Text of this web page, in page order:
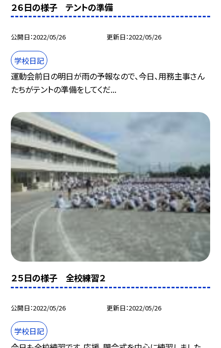
２６日の様子 テントの準備
公開日 2022/05/26 更新日 2022/05/26
学校日記
運動会前日の明日が雨の予報なので、今日、用務主事さん
たちがテントの準備をしてくだ...
２５日の様子 全校練習２
公開日 2022/05/26 更新日 2022/05/26
学校日記